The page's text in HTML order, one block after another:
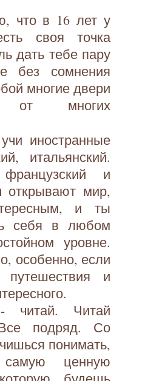
что в 16 лет у
своя точка
дать тебе пару
без сомнения
многие двери
многих
иностранные
итальянский.
и
открывают мир,
и ты
себя в любом
уровне.
особенно, если
и
читай. Читай
подряд. Со
понимать,
ценную